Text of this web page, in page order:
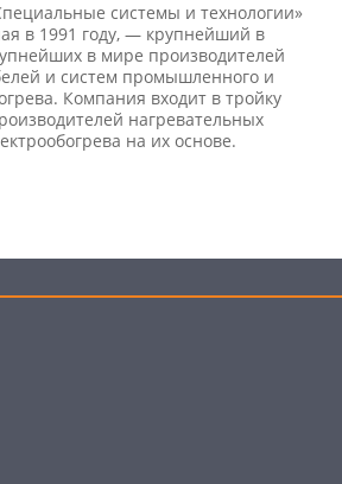
системы и технологии»
в 1991 году, — крупнейший в
в мире производителей
и систем промышленного и
Компания входит в тройку
нагревательных
на их основе.